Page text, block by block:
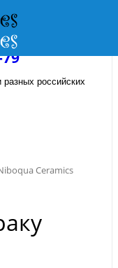
разных российских
Ceramics